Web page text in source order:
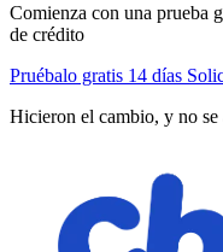
Comienza con una prueba
de crédito
Pruébalo gratis 14 días
Hicieron el cambio, y no se